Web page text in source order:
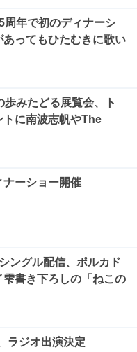
周年で初のディナーシ
あってもひたむきに歌い
みたどる展覧会、ト
トに南波志帆やThe
ーショー開催
ングル配信、ポルカド
雫書き下ろしの「ねこの
ラジオ出演決定